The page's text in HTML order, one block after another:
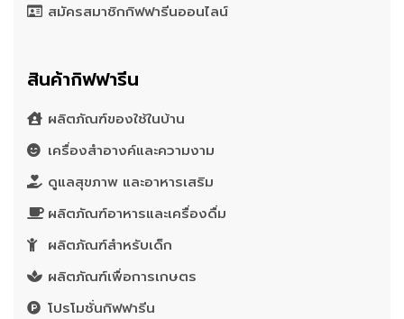
สมัครสมาชิกกิฟฟารีนออนไลน์
สินค้ากิฟฟารีน
ผลิตภัณฑ์ของใช้ในบ้าน
เครื่องสำอางค์และความงาม
ดูแลสุขภาพ และอาหารเสริม
ผลิตภัณฑ์อาหารและเครื่องดื่ม
ผลิตภัณฑ์สำหรับเด็ก
ผลิตภัณฑ์เพื่อการเกษตร
โปรโมชั่นกิฟฟารีน